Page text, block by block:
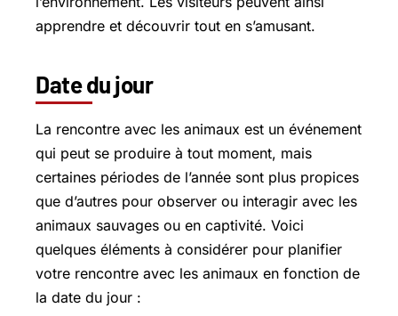
apprendre et découvrir tout en s’amusant.
Date du jour
La rencontre avec les animaux est un événement
qui peut se produire à tout moment, mais
certaines périodes de l’année sont plus propices
que d’autres pour observer ou interagir avec les
animaux sauvages ou en captivité. Voici
quelques éléments à considérer pour planifier
votre rencontre avec les animaux en fonction de
la date du jour :